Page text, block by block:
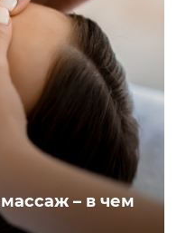
– в чем